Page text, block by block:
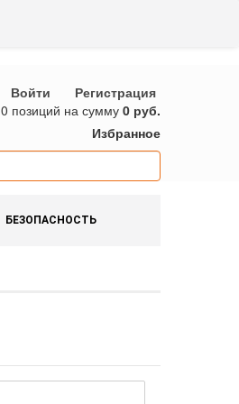
Войти
Регистрация
0 позиций на сумму 0 руб.
Избранное
БЕЗОПАСНОСТЬ